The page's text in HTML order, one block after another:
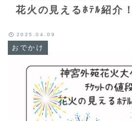
花火の見えるﾎﾃﾙ紹介！
おでかけ
2025.04.09